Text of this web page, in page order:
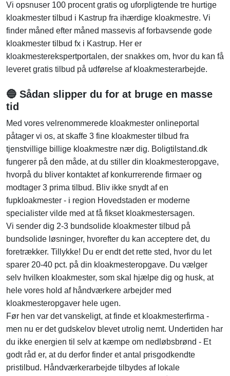
Vi opsnuser 100 procent gratis og uforpligtende tre hurtige
kloakmester tilbud i Kastrup fra ihærdige kloakmestre. Vi
finder måned efter måned massevis af forbavsende gode
kloakmester tilbud fx i Kastrup. Her er
kloakmesterekspertportalen, der snakkes om, hvor du kan få
leveret gratis tilbud på udførelse af kloakmesterarbejde.
🔵 Sådan slipper du for at bruge en masse
tid
Med vores velrenommerede kloakmester onlineportal
påtager vi os, at skaffe 3 fine kloakmester tilbud fra
tjenstvillige billige kloakmestre nær dig. Boligtilstand.dk
fungerer på den måde, at du stiller din kloakmesteropgave,
hvorpå du bliver kontaktet af konkurrerende firmaer og
modtager 3 prima tilbud. Bliv ikke snydt af en
fupkloakmester - i region Hovedstaden er moderne
specialister vilde med at få fikset kloakmestersagen.
Vi sender dig 2-3 bundsolide kloakmester tilbud på
bundsolide løsninger, hvorefter du kan acceptere det, du
foretrækker. Tillykke! Du er endt det rette sted, hvor du let
sparer 20-40 pct. på din kloakmesteropgave. Du vælger
selv hvilken kloakmester, som skal hjælpe dig og husk, at
hele vores hold af håndværkere arbejder med
kloakmesteropgaver hele ugen.
Før hen var det vanskeligt, at finde et kloakmesterfirma -
men nu er det gudskelov blevet utrolig nemt. Undertiden har
du ikke energien til selv at kæmpe om nedløbsbrønd - Et
godt råd er, at du derfor finder et antal prisgodkendte
pristilbud. Håndværkerarbejde tilbydes af lokale